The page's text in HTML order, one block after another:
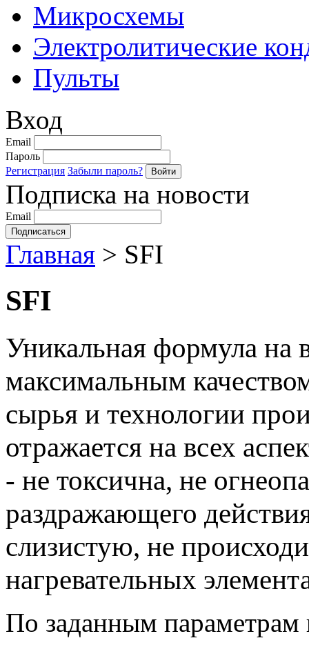
Микросхемы
Электролитические
Пульты
Вход
Email
Пароль
Регистрация Забыли пароль?
Подписка на новости
Email
Главная > SFI
SFI
Уникальная формула на
максимальным
сырья и технологии
отражается на всех
- не токсична, не
раздражающего
слизистую, не
нагревательных
По заданным параметрам